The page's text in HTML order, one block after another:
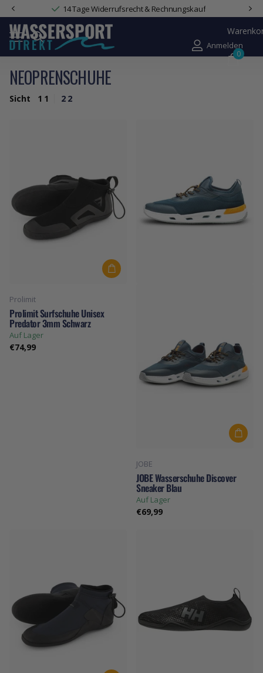
Zuverlässige Lieferung mit DHL & DPD
Anmelden
0
NEOPRENSCHUHE
Sicht 1 1 2 2
Prolimit
Prolimit Surfschuhe Unisex
Predator 3mm Schwarz
Auf Lager
€74,99
JOBE
JOBE Wasserschuhe Discover
Sneaker Blau
Auf Lager
€69,99